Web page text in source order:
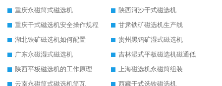
重庆永磁筒式磁选机
陕西河沙干式磁选机
重庆干式磁选机安全操作规程
甘肃铁矿磁选机生产线
湖北铁矿磁选机如何配置
贵州黑钨矿湿式磁选机
广东永磁湿式磁选机
吉林湿式平板磁选机磁通低
陕西平板磁选机的工作原理
上海磁选机永磁筒组装
云南永磁筒式磁选机筒瓦
西藏干式选铁磁选机